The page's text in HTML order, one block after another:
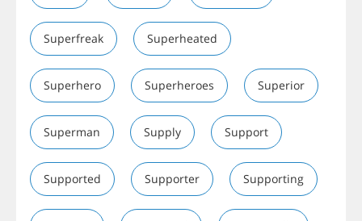
Superfreak Superheated
Superhero Superheroes Superior
Superman Supply Support
Supported Supporter Supporting